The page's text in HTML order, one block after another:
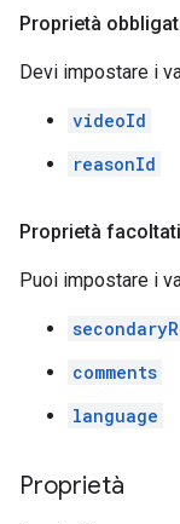
Proprietà
Devi impostare i
videoId
reasonId
Proprietà
Puoi impostare i
comments
language
Proprietà